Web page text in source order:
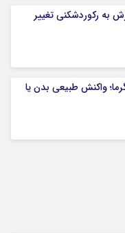
به رکوردشکنی تغییر
واکنش طبیعی بدن یا